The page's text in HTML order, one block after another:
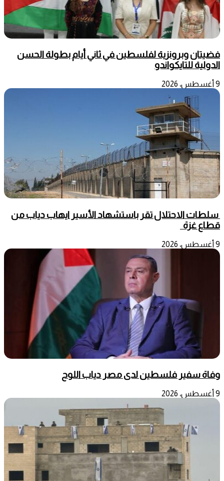
فضيتان وبرونزية لفلسطين في ثاني أيام بطولة الحسن
الدولية للتايكواندو
9 أغسطس، 2026
سلطات الاحتلال تقر باستشهاد الأسير ايهاب دياب من
قطاع غزة
9 أغسطس، 2026
وفاة سفير فلسطين لدى مصر دياب اللوح
9 أغسطس، 2026